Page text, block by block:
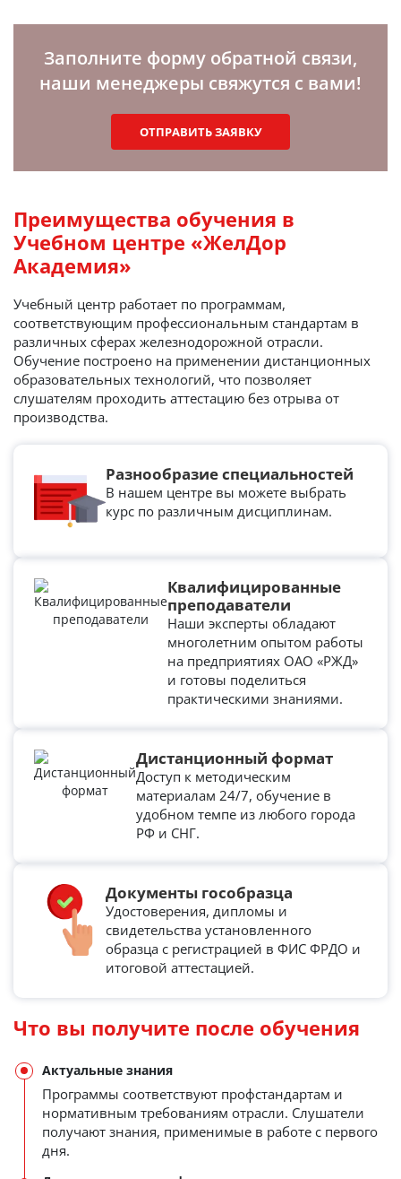
Заполните форму обратной связи,
наши менеджеры свяжутся с вами!
ОТПРАВИТЬ ЗАЯВКУ
Преимущества обучения в
Учебном центре «ЖелДор
Академия»
Учебный центр работает по программам,
соответствующим профессиональным стандартам в
различных сферах железнодорожной отрасли.
Обучение построено на применении дистанционных
образовательных технологий, что позволяет
слушателям проходить аттестацию без отрыва от
производства.
Разнообразие специальностей
В нашем центре вы можете выбрать
курс по различным дисциплинам.
Квалифицированные
преподаватели
Наши эксперты обладают
многолетним опытом работы
на предприятиях ОАО «РЖД»
и готовы поделиться
практическими знаниями.
Дистанционный формат
Доступ к методическим
материалам 24/7, обучение в
удобном темпе из любого города
РФ и СНГ.
Документы гособразца
Удостоверения, дипломы и
свидетельства установленного
образца с регистрацией в ФИС ФРДО и
итоговой аттестацией.
Что вы получите после обучения
Актуальные знания
Программы соответствуют профстандартам и
нормативным требованиям отрасли. Слушатели
получают знания, применимые в работе с первого
дня.